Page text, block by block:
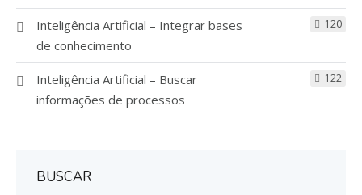
Inteligência Artificial – Integrar bases
de conhecimento
120
Inteligência Artificial – Buscar
informações de processos
122
BUSCAR